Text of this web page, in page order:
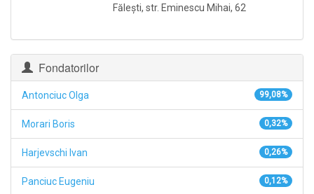
Făleşti, str. Eminescu Mihai, 62
Fondatorilor
Antonciuc Olga 99,08%
Morari Boris 0,32%
Harjevschi Ivan 0,26%
Panciuc Eugeniu 0,12%